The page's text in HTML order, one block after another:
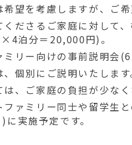
望を考慮しますが、ご
くださるご家庭に対して
泊分＝20,000円)。
ミリー向けの事前説明会
個別にご説明いたします
、ご家庭の負担が少な
ファミリー同士や留学生
実施予定です。